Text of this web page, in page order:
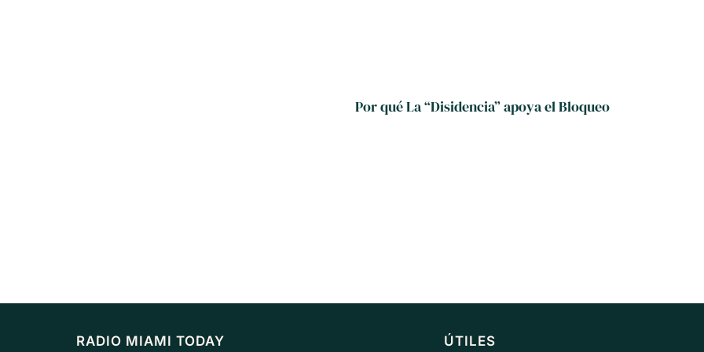
Por qué La “Disidencia” apoya el Bloqueo
RADIO MIAMI TODAY ÚTILES